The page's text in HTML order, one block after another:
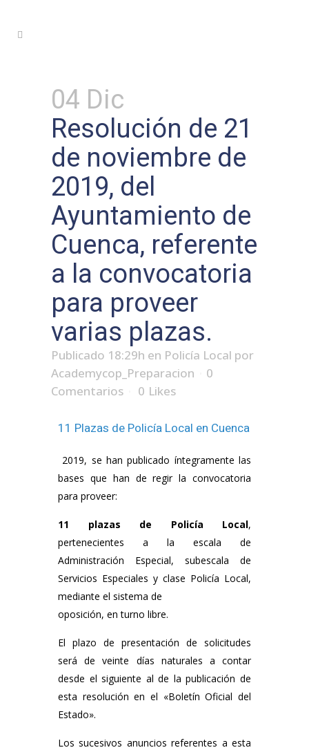
04 Dic
Resolución de 21
de noviembre de
2019, del
Ayuntamiento de
Cuenca, referente
a la convocatoria
para proveer
varias plazas.
Publicado 18:29h en Policía Local por
Academycop_Preparacion
0
Comentarios
0 Likes
11 Plazas de Policía Local en Cuenca
2019, se han publicado íntegramente las
bases que han de regir la convocatoria
para proveer:
11 plazas de Policía Local,
pertenecientes a la escala de
Administración Especial, subescala de
Servicios Especiales y clase Policía Local,
mediante el sistema de
oposición, en turno libre.
El plazo de presentación de solicitudes
será de veinte días naturales a contar
desde el siguiente al de la publicación de
esta resolución en el «Boletín Oficial del
Estado».
Los sucesivos anuncios referentes a esta